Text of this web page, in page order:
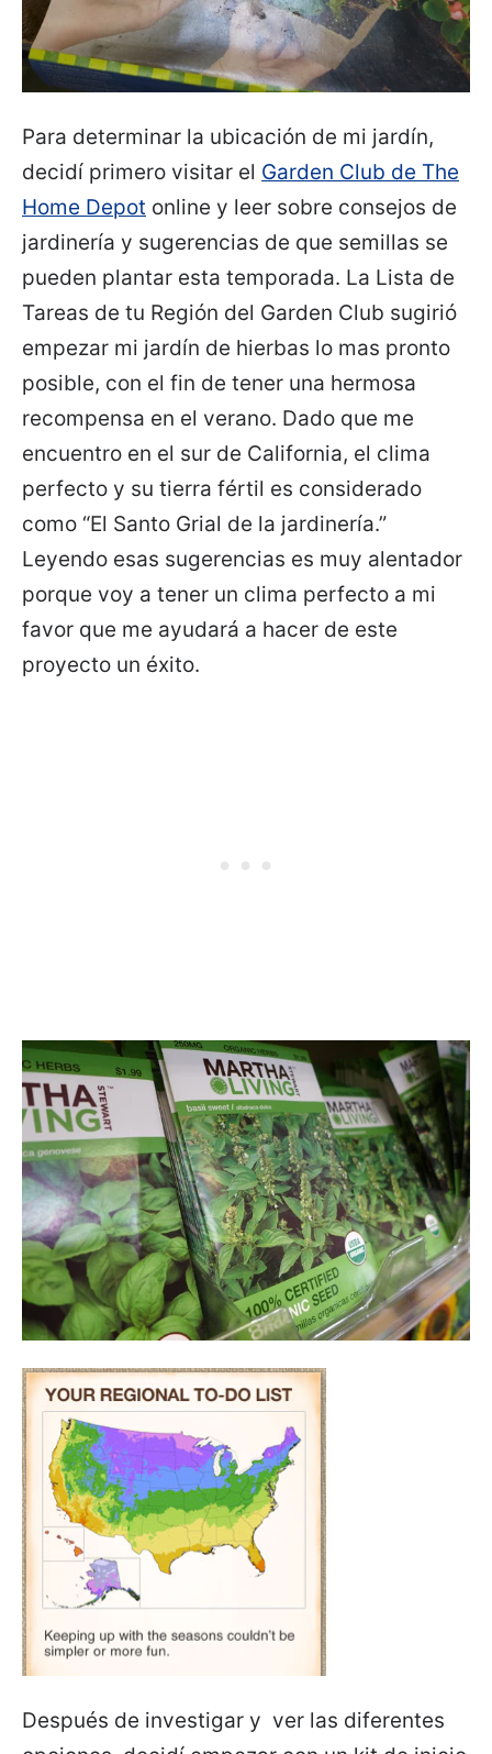
Para determinar la ubicación de mi jardín,
decidí primero visitar el Garden Club de The
Home Depot online y leer sobre consejos de
jardinería y sugerencias de que semillas se
pueden plantar esta temporada. La Lista de
Tareas de tu Región del Garden Club sugirió
empezar mi jardín de hierbas lo mas pronto
posible, con el fin de tener una hermosa
recompensa en el verano. Dado que me
encuentro en el sur de California, el clima
perfecto y su tierra fértil es considerado
como “El Santo Grial de la jardinería.”
Leyendo esas sugerencias es muy alentador
porque voy a tener un clima perfecto a mi
favor que me ayudará a hacer de este
proyecto un éxito.
Después de investigar y ver las diferentes